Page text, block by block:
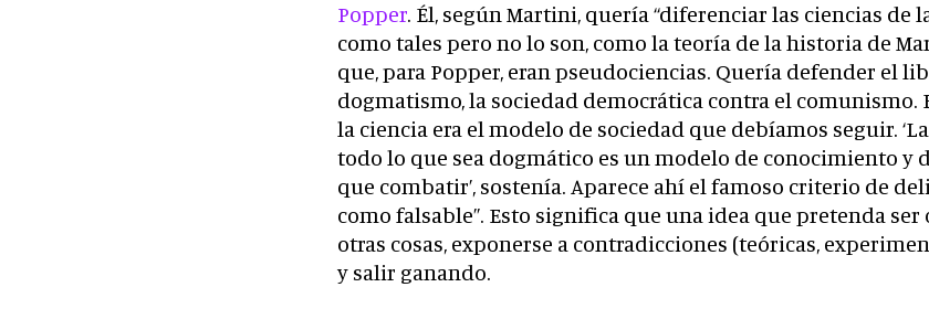
Popper. Él, según Martini, quería “diferenciar las ciencias de
como tales pero no lo son, como la teoría de la historia de
que, para Popper, eran pseudociencias. Quería defender el
dogmatismo, la sociedad democrática contra el comunismo.
la ciencia era el modelo de sociedad que debíamos seguir.
todo lo que sea dogmático es un modelo de conocimiento y
que combatir’, sostenía. Aparece ahí el famoso criterio de
como falsable”. Esto significa que una idea que pretenda
otras cosas, exponerse a contradicciones (teóricas,
y salir ganando.